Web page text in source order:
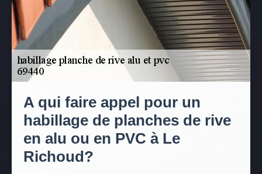
A qui faire appel pour un
habillage de planches de rive
en alu ou en PVC à Le
Richoud?